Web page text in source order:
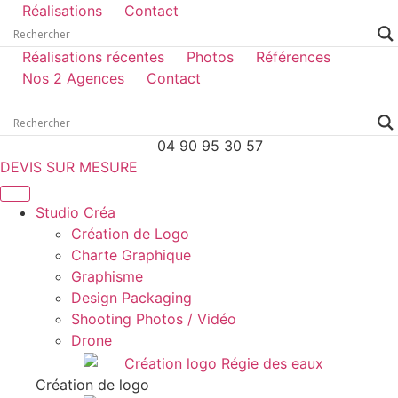
Réalisations Contact
Réalisations récentes Photos
Références
Nos 2 Agences
Contact
04 90 95 30 57
DEVIS SUR MESURE
Studio Créa
Création de Logo
Charte Graphique
Graphisme
Design Packaging
Shooting Photos / Vidéo
Drone
Création de logo